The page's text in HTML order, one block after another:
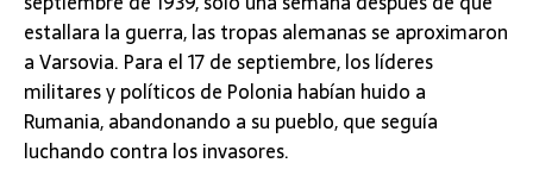
estallara la guerra, las tropas alemanas se aproximaron
a Varsovia. Para el 17 de septiembre, los líderes
militares y políticos de Polonia habían huido a
Rumania, abandonando a su pueblo, que seguía
luchando contra los invasores.